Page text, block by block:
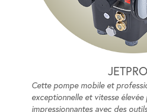
Cette pompe mobile et
exceptionnelle et vitesse
impressionnantes avec des